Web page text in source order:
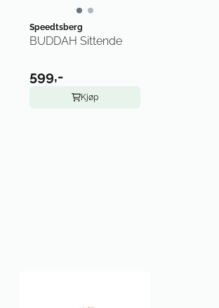
Speedtsberg
BUDDAH Sittende
599,-
Kjøp